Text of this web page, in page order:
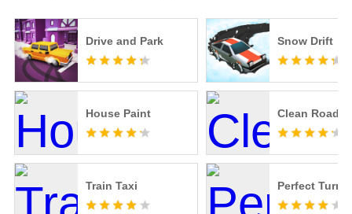
Drive and Park Snow Drift
House Paint Clean Road
Train Taxi Perfect Turn!